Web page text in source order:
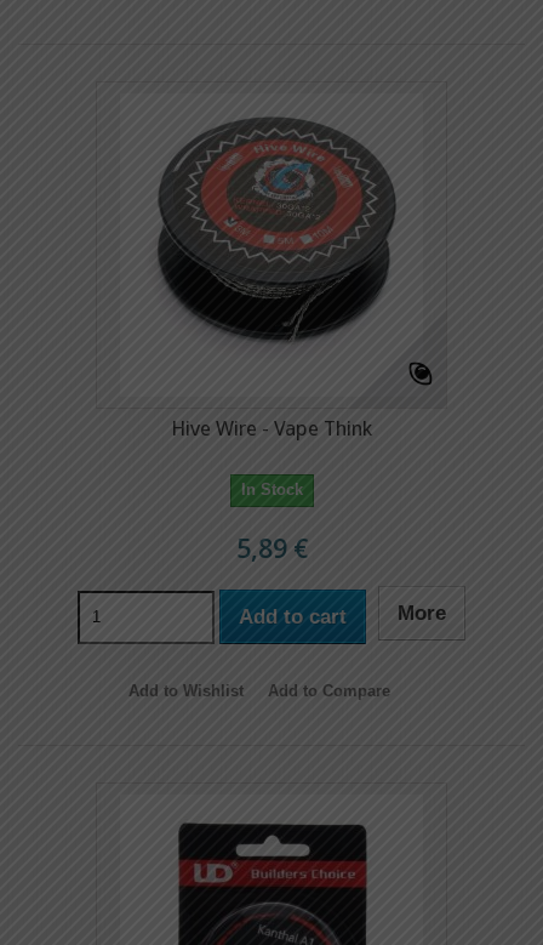
Hive Wire - Vape Think
In Stock
5,89 €
Add to cart More
Add to Wishlist Add to Compare